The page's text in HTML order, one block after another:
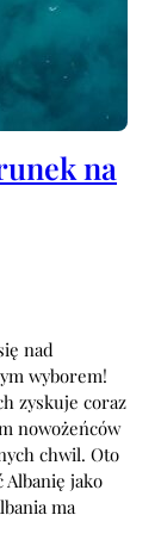
na
nad
wyborem!
zyskuje coraz
nowożeńców
chwil. Oto
jako
ma